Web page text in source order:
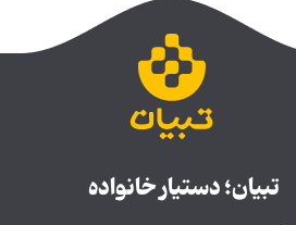
تبیان؛ دستیار خانواده